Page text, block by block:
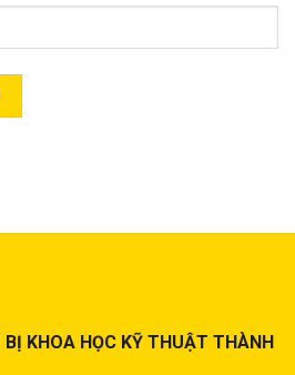
buộc
KHOA HỌC KỸ THUẬT THÀNH